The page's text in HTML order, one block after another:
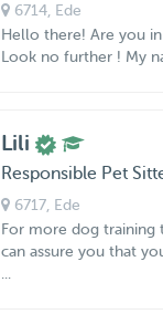
6714, Ede
Hello there! Are you
Look no further ! My
Lili
Responsible Pet
6717, Ede
For more dog training
can assure you that